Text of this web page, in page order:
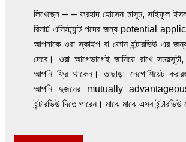
লিখেছেন – – ফরহাদ হোসেন মাসুম, সাইফুল
রিসার্চ এসিস্ট্যান্ট পদের জন্য potential
আপনাকে ওরা স্কাইপ বা ফোন ইন্টারভিউ এর
দেবে। ওরা আগেভাগেই জানিয়ে রাখে
আপনি ফ্রি থাকেন। তাছাড়া নেগোশিয়েট
আপনি দুজনের mutually
ইন্টারভিউ দিতে পারেন। মাঝে মাঝে এসব